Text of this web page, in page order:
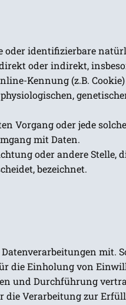
identifizierbare
oder indirekt,
Kennung (z.B.
Vorgang oder jede
mit Daten.
oder andere Stelle,
bezeichnet.
mit.
die Einholung von
und Durchführung
die Verarbeitung zur